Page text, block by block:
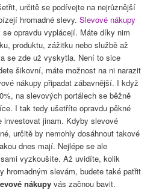
určitě se podívejte na nejrůznější
hromadné slevy.Slevové nákupy
opravdu vyplácejí. Máte díky nim
produktu, zážitku nebo službě až
se zde už vyskytla. Není to sice
šikovní, máte možnost na ni narazit
nákupy připadat zábavnější. I když
na slevových portálech se běžně
I tak tedy ušetříte opravdu pěkné
investovat jinam. Kdyby slevové
určitě by nemohly dosáhnout takové
dnes mají. Nejlépe se ale
vyzkoušíte. Až uvidíte, kolik
hromadným slevám, budete také patřit
nákupy vás začnou bavit.